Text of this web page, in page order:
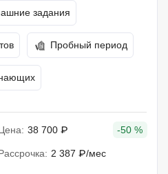
задания
Пробный период
38 700 ₽ -50 %
2 387 ₽/мес